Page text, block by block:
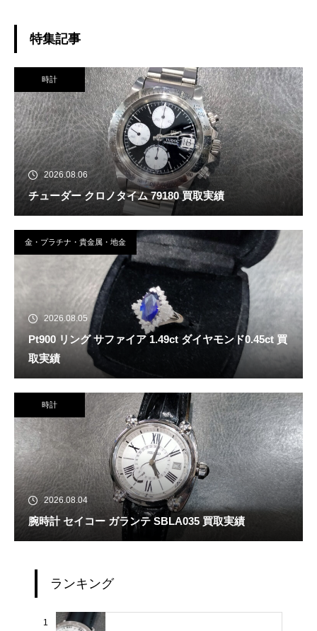
特集記事
時計
2026.08.06
チューダー クロノタイム 79180 買取実績
金・プラチナ・貴金属・地金
2026.08.05
Pt900 リング サファイア 1.49ct ダイヤモンド0.45ct 買
取実績
時計
2026.08.04
腕時計 セイコー ガランテ SBLA035 買取実績
ランキング
1